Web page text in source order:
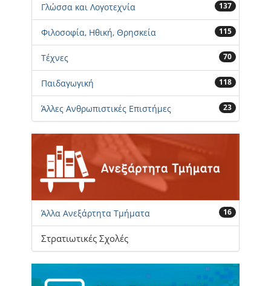
Γλώσσα και Λογοτεχνία 137
Φιλοσοφία, Ηθική, Θρησκεία 115
Τέχνες 70
Παιδαγωγική 118
Άλλες Ανθρωπιστικές Επιστήμες 23
Άλλα Ανεξάρτητα Τμήματα 16
Στρατιωτικές Σχολές